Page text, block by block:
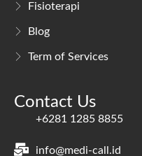
Fisioterapi
Blog
Term of Services
Contact Us
+6281 1285 8855
info@medi-call.id